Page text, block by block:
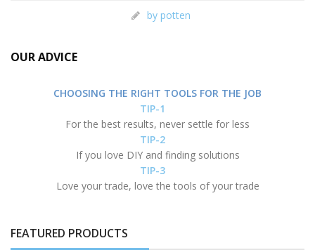
by potten
OUR ADVICE
CHOOSING THE RIGHT TOOLS FOR THE JOB
TIP-1
For the best results, never settle for less
TIP-2
If you love DIY and finding solutions
TIP-3
Love your trade, love the tools of your trade
FEATURED PRODUCTS